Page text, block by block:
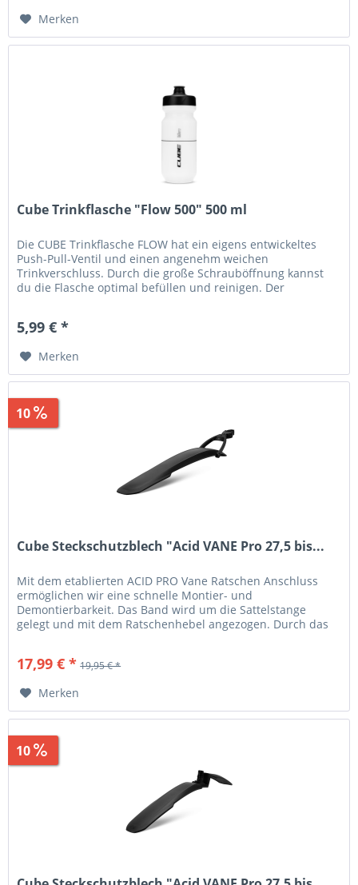
Merken
Cube Trinkflasche "Flow 500" 500 ml
Die CUBE Trinkflasche FLOW hat ein eigens entwickeltes
Push-Pull-Ventil und einen angenehm weichen
Trinkverschluss. Durch die große Schrauböffnung kannst
du die Flasche optimal befüllen und reinigen. Der
5,99 € *
Merken
10
Cube Steckschutzblech "Acid VANE Pro 27,5 bis...
Mit dem etablierten ACID PRO Vane Ratschen Anschluss
ermöglichen wir eine schnelle Montier- und
Demontierbarkeit. Das Band wird um die Sattelstange
gelegt und mit dem Ratschenhebel angezogen. Durch das
17,99 € * 19,95 € *
Merken
10